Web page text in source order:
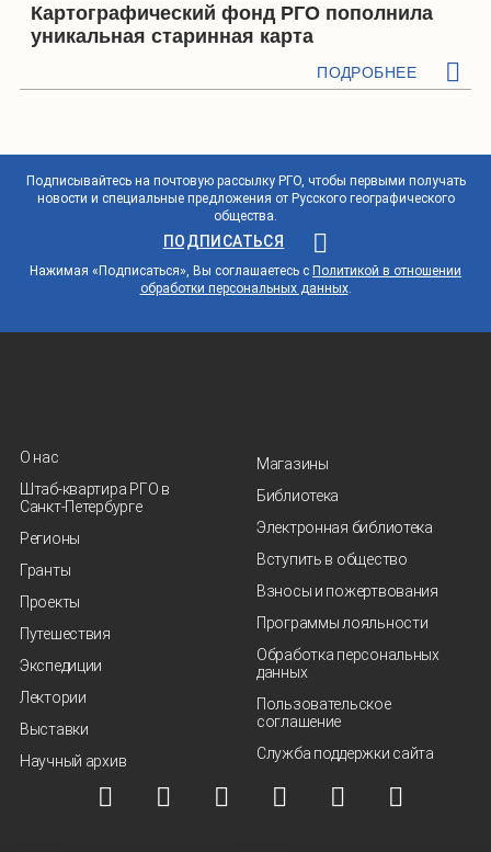
Картографический фонд РГО пополнила
уникальная старинная карта
ПОДРОБНЕЕ
Подписывайтесь на почтовую рассылку РГО, чтобы первыми получать
новости и специальные предложения от Русского географического
общества.
ПОДПИСАТЬСЯ
Нажимая «Подписаться», Вы соглашаетесь с Политикой в отношении
обработки персональных данных.
О нас
Штаб-квартира РГО в
Санкт‑Петербурге
Регионы
Гранты
Проекты
Путешествия
Экспедиции
Лектории
Выставки
Научный архив
Магазины
Библиотека
Электронная библиотека
Вступить в общество
Взносы и пожертвования
Программы лояльности
Обработка персональных
данных
Пользовательское
соглашение
Служба поддержки сайта